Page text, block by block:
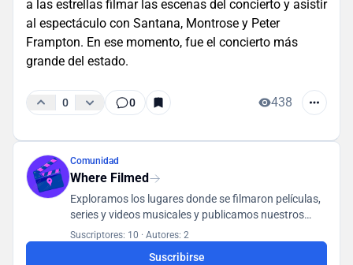
a las estrellas filmar las escenas del concierto y asistir
al espectáculo con Santana, Montrose y Peter
Frampton. En ese momento, fue el concierto más
grande del estado.
0 0 438
Comunidad
Where Filmed
Exploramos los lugares donde se filmaron películas,
series y videos musicales y publicamos nuestros
hallazgos en una base de datos accesible para todos
Suscriptores: 10 · Autores: 2
Suscribirse